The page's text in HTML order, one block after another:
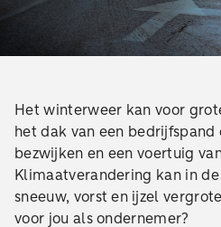
Het winterweer kan voor
het dak van een bedrijfspand
bezwijken en een voertuig
Klimaatverandering kan in
sneeuw, vorst en ijzel
voor jou als ondernemer?